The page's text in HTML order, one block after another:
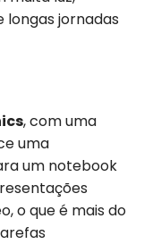
longas jornadas
, com uma
uma
um notebook
o que é mais do